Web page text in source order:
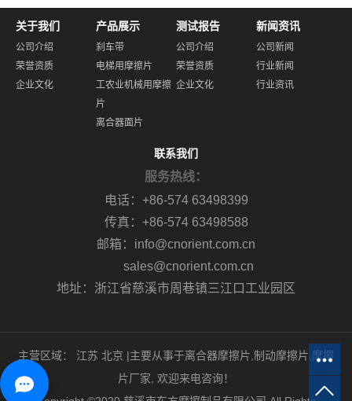
关于我们
公司介绍
荣誉资质
企业文化
产品展示
刹车带
电梯用摩擦片
工农业机械用摩擦
片
离合器面片
测试报告
公司介绍
荣誉资质
企业文化
新闻资讯
公司新闻
行业新闻
行业资讯
联系我们
服务热线：
电话：+86-574 63498399
传真：+86-574 63498588
邮箱：info@cnorient.com.cn
sales@cnorient.com.cn
地址：浙江省慈溪市周巷镇三江口工业园区
主营区域： 江苏 北京 |主要从事于离合器摩擦片 制动摩擦片 摩擦
片厂家 , 欢迎来电咨询！